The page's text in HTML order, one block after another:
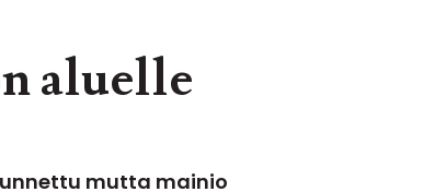
aluelle
mutta mainio